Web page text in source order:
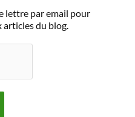
lettre par email pour
articles du blog.